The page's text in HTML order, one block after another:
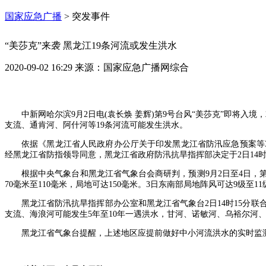
国家应急广播 > 突发事件
“美莎克”来袭 黑龙江19条河流或发生洪水
2020-09-02 16:29 来源： 国家应急广播网综合
中新网哈尔滨9月2日电(袁长焕 姜辉)第9号台风“美莎克”即将入境
支流、通肯河、阿什河等19条河流可能发生洪水。
依据《黑龙江省人民政府办公厅关于印发黑龙江省防汛应急预案
经黑龙江省防指领导同意，黑龙江省政府防汛抗旱指挥部决定于2日14
根据中央气象台和黑龙江省气象台会商研判，预测9月2日至4日
70毫米至110毫米，局地可达150毫米。3日东南部局地阵风可达9级至11
黑龙江省防汛抗旱指挥部办公室和黑龙江省气象台2日14时15分
支流、海浪河可能发生5年至10年一遇洪水，甘河、诺敏河、乌裕尔河
黑龙江省气象台提醒，上述地区应提前做好中小河流洪水的实时